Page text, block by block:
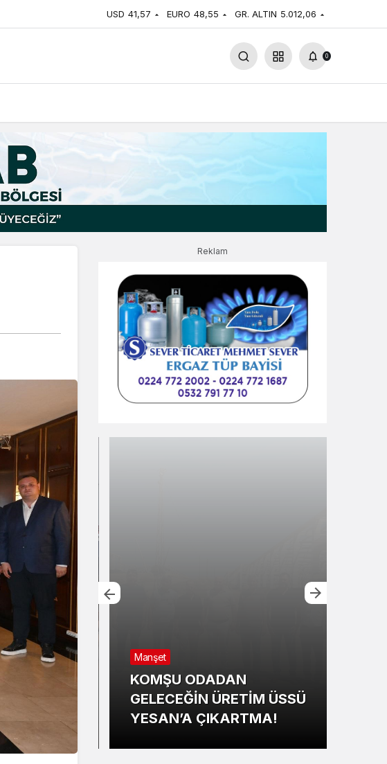
USD 41,57 EURO 48,55 GR. ALTIN 5.012,06
0
Reklam
Manşet
KOMŞU ODADAN
GELECEĞİN ÜRETİM ÜSSÜ
YESAN’A ÇIKARTMA!